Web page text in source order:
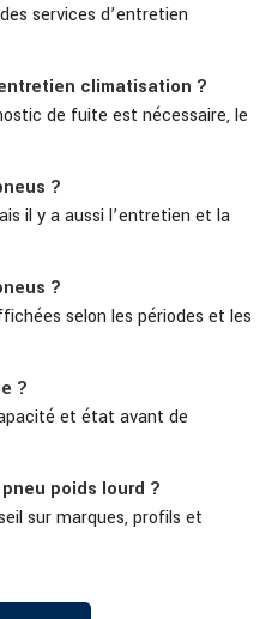
services d’entretien
climatisation ?
de fuite est nécessaire, le
?
il y a aussi l’entretien et la
?
selon les périodes et les
?
et état avant de
poids lourd ?
sur marques, profils et